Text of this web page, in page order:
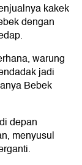
kakek
dengan
warung
jadi
Bebek
depan
menyusul